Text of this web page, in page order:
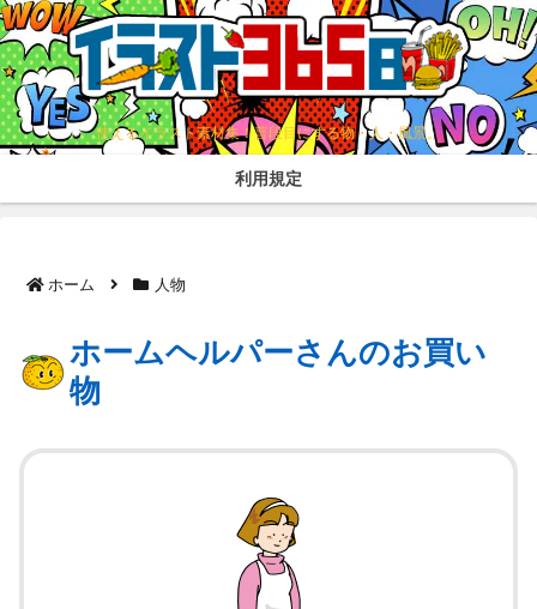
使えるイラスト素材集！普段目にする物・人・風景。
利用規定
ホーム 人物
ホームヘルパーさんのお買い
物